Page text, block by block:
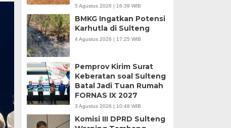
5 Agustus 2026 | 16:39 WIB
BMKG Ingatkan Potensi
Karhutla di Sulteng
4 Agustus 2026 | 17:25 WIB
Pemprov Kirim Surat
Keberatan soal Sulteng
Batal Jadi Tuan Rumah
FORNAS IX 2027
3 Agustus 2026 | 10:48 WIB
Komisi III DPRD Sulteng